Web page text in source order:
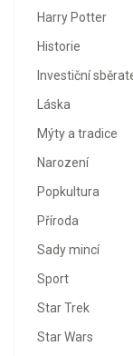
Harry Potter
Historie
Investiční
Láska
Mýty a tradice
Narození
Popkultura
Příroda
Sady mincí
Sport
Star Trek
Star Wars